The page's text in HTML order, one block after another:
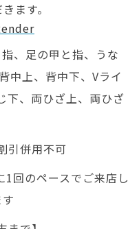
ます。
、足の甲と指、うな
中上、背中下、Vライ
下、両ひざ上、両ひざ
併用不可
回のペースでご来店し